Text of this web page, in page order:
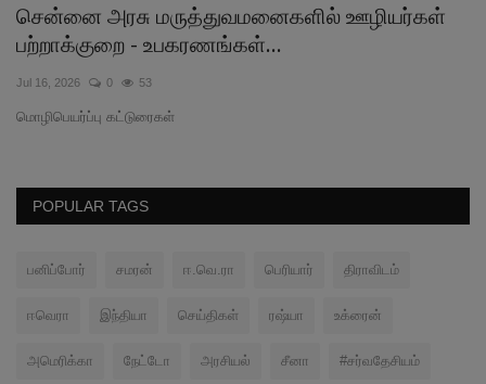
சென்னை அரசு மருத்துவமனைகளில் ஊழியர்கள்
பற்றாக்குறை - உபகரணங்கள்...
Jul 16, 2026 0 53
மொழிபெயர்ப்பு கட்டுரைகள்
POPULAR TAGS
பனிப்போர் சமரன் ஈ.வெ.ரா பெரியார் திராவிடம்
ஈவெரா இந்தியா செய்திகள் ரஷ்யா உக்ரைன்
அமெரிக்கா நேட்டோ அரசியல் சீனா #சர்வதேசியம்